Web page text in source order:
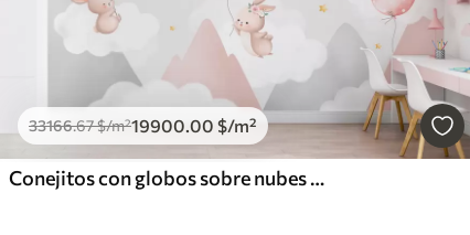
33166.67$/m²19900.00 $/m²
Conejitos con globos sobre nubes entre picos montañosos